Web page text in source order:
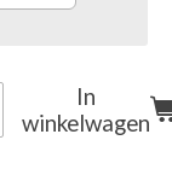
In
winkelwagen